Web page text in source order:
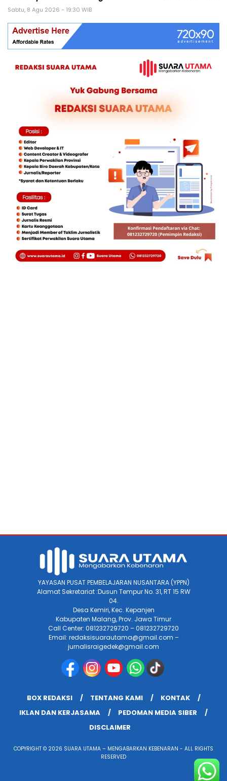
Sabtu, 8 Agu 2026 - 19:30 WIB
YAYASAN PUSAT PEMBELAJARAN NUSANTARA (YPPN)
Alamat Sekretariat :Dusun Tempur No. 31, RT 15 RW
04.
Desa Kemiri, Kec. Kepanjen
Kabupaten Malang, Prov. Jawa Timur
Call Center: 081232729720 – 081232729720
Email: redaksisuarautama@gmail.com –
jurnalisraigedek@gmail.com
BOX REDAKSI TENTANG KAMI
KONTAK
IKLAN DAN KERJASAMA
PEDOMAN MEDIA SIBER
DISCLAIMER
COPYRIGHT © 2026 SUARA UTAMA – MENGABARKAN KEBENARAN - ALL RIGHTS
RESERVED